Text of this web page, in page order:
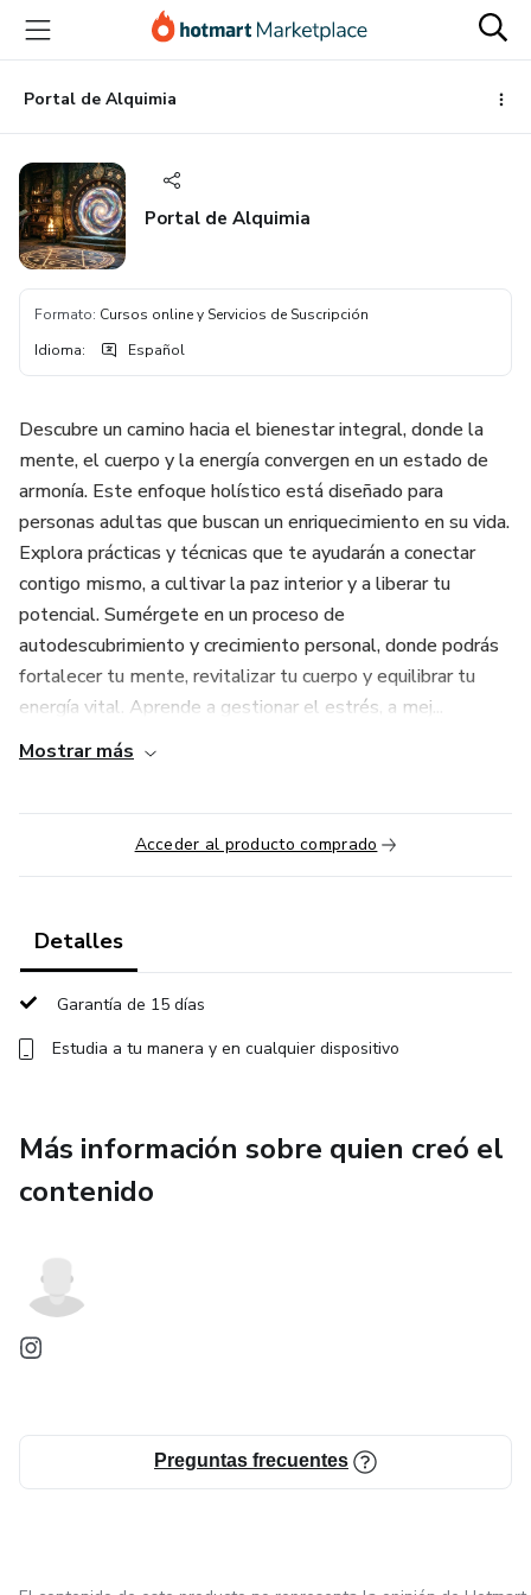
principal
página
de
página
Portal de Alquimia
Portal de Alquimia
Formato: Cursos online y Servicios de Suscripción
Idioma: Español
Descubre un camino hacia el bienestar integral, donde la
mente, el cuerpo y la energía convergen en un estado de
armonía. Este enfoque holístico está diseñado para
personas adultas que buscan un enriquecimiento en su vida.
Explora prácticas y técnicas que te ayudarán a conectar
contigo mismo, a cultivar la paz interior y a liberar tu
potencial. Sumérgete en un proceso de
autodescubrimiento y crecimiento personal, donde podrás
fortalecer tu mente, revitalizar tu cuerpo y equilibrar tu
energía vital. Aprende a gestionar el estrés, a mej...
Mostrar más
Acceder al producto comprado
Detalles
Garantía de 15 días
Estudia a tu manera y en cualquier dispositivo
Más información sobre quien creó el
contenido
Preguntas frecuentes